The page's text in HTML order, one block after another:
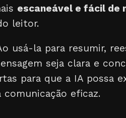
escaneável e fácil de
leitor.
usá-la para resumir,
seja clara e
para que a IA possa
eficaz.